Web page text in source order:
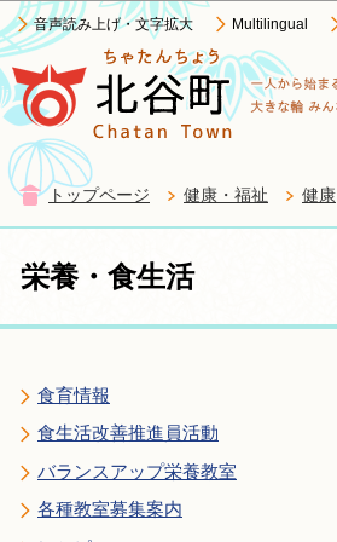
音声読み上げ・文字拡大 Multilingual
トップページ 健康・福祉 健康
栄養・食生活
食育情報
食生活改善推進員活動
バランスアップ栄養教室
各種教室募集案内